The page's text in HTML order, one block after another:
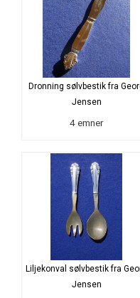
Dronning sølvbestik fra
Jensen
4 emner
Liljekonval sølvbestik fra
Jensen